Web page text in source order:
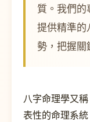
質。我們
提供精準的
勢，把握關
八字命理學又
表性的命理系